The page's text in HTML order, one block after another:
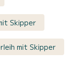
Skipper
mit Skipper